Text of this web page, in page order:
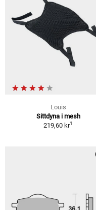
Louis
Sittdyna i mesh
219,60 kr1